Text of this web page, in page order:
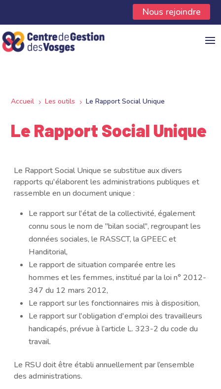
Nous rejoindre
Accueil 5 Les outils 5 Le Rapport Social Unique
Le Rapport Social Unique
Le Rapport Social Unique se substitue aux divers
rapports qu'élaborent les administrations publiques et
rassemble en un document unique :
Le rapport sur l'état de la collectivité, également
connu sous le nom de "bilan social", regroupant les
données sociales, le RASSCT, la GPEEC et
Handitorial,
Le rapport de situation comparée entre les
hommes et les femmes, institué par la loi n° 2012-
347 du 12 mars 2012,
Le rapport sur les fonctionnaires mis à disposition,
Le rapport sur l'obligation d'emploi des travailleurs
handicapés, prévue à l’article L. 323-2 du code du
travail.
Le RSU doit être établi annuellement par l’ensemble
des administrations.